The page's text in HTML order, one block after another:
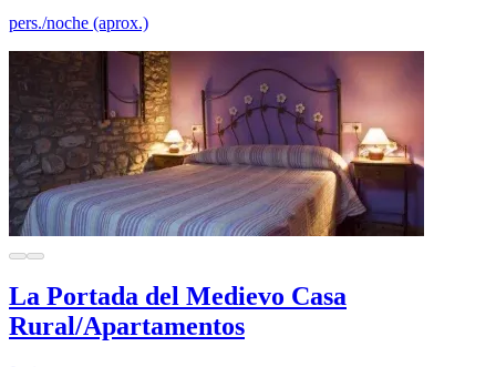
pers./noche (aprox.)
La Portada del Medievo Casa
Rural/Apartamentos